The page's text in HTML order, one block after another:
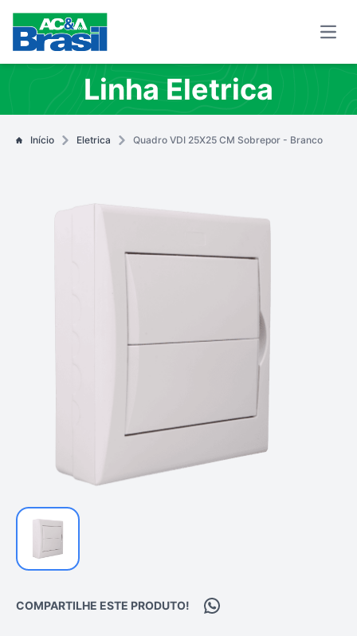
Linha Eletrica
Início Eletrica Quadro VDI 25X25 CM Sobrepor - Branco
COMPARTILHE ESTE PRODUTO! Compartilhar no